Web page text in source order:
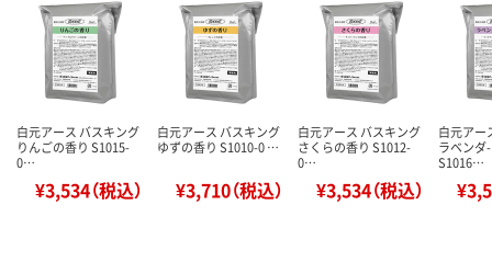
白元アース バスキング
りんごの香り S1015-
0…
¥3,534（税込）
白元アース バスキング
ゆずの香り S1010-0 …
¥3,710（税込）
白元アース バスキング
さくらの香り S1012-
0…
¥3,534（税込）
白元アー
ラベンダ
S1016…